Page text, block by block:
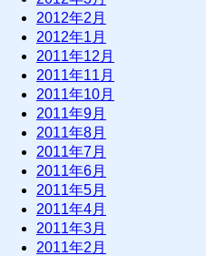
2012年2月
2012年1月
2011年12月
2011年11月
2011年10月
2011年9月
2011年8月
2011年7月
2011年6月
2011年5月
2011年4月
2011年3月
2011年2月